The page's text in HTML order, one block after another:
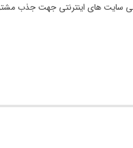
سایت های اینترنتی جهت جذب